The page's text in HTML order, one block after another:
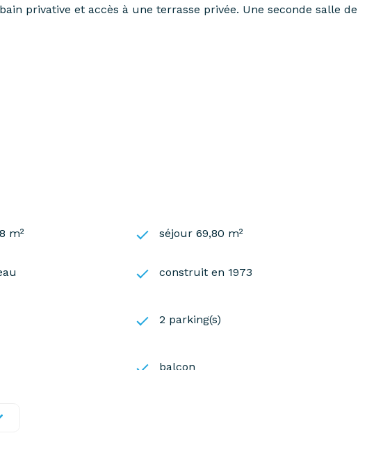
privative et accès à une terrasse privée. Une seconde salle de
scolaires vers les collèges et lycées (dont le Lycée
de Castille ou l'Institut Notre-Dame.
m² séjour 69,80 m²
construit en 1973
2 parking(s)
balcon